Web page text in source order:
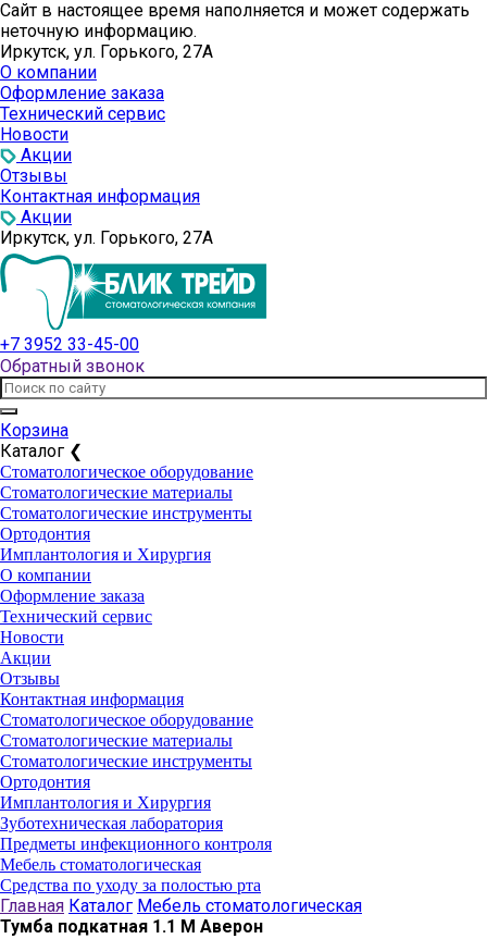
Сайт в настоящее время наполняется и может содержать
неточную информацию.
Иркутск, ул. Горького, 27А
О компании
Оформление заказа
Технический сервис
Новости
Акции
Отзывы
Контактная информация
Акции
Иркутск, ул. Горького, 27А
+7 3952 33-45-00
Обратный звонок
Корзина
Каталог ❮
Стоматологическое оборудование
Стоматологические материалы
Стоматологические инструменты
Ортодонтия
Имплантология и Хирургия
О компании
Оформление заказа
Технический сервис
Новости
Акции
Отзывы
Контактная информация
Стоматологическое оборудование
Стоматологические материалы
Стоматологические инструменты
Ортодонтия
Имплантология и Хирургия
Зуботехническая лаборатория
Предметы инфекционного контроля
Мебель стоматологическая
Средства по уходу за полостью рта
Главная Каталог Мебель стоматологическая
Тумба подкатная 1.1 М Аверон